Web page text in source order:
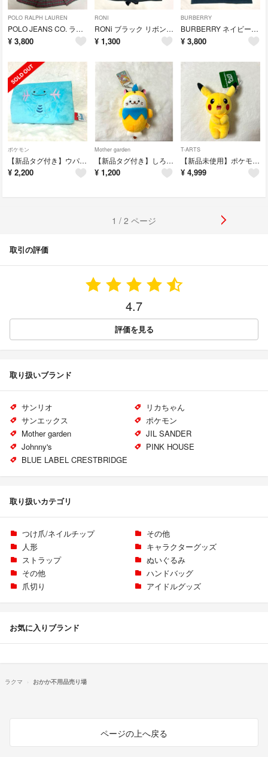
POLO RALPH LAUREN
POLO JEANS CO. ラルフローレンチェック柄ワンピース 150
¥ 3,800
RONI
RONi ブラック リボン付き長袖カットソー
¥ 1,300
BURBERRY
BURBERRY ネイビー 半袖ポロシャツ
¥ 3,800
ポケモン
【新品タグ付き】ウパー ティッシュボックスカバー
¥ 2,200
Mother garden
【新品タグ付き】しろたん 19周年アニバーサリー ピエロ
¥ 1,200
T-ARTS
【新品未使用】ポケモン ちょっこりさん ピカチュウ ぬいぐるみ(1コ入)
¥ 4,999
1 / 2 ページ
取引の評価
4.7
評価を見る
取り扱いブランド
サンリオ
リカちゃん
サンエックス
ポケモン
Mother garden
JIL SANDER
Johnny's
PINK HOUSE
BLUE LABEL CRESTBRIDGE
取り扱いカテゴリ
つけ爪/ネイルチップ
その他
人形
キャラクターグッズ
ストラップ
ぬいぐるみ
その他
ハンドバッグ
爪切り
アイドルグッズ
お気に入りブランド
ラクマ おかか不用品売り場
ページの上へ戻る